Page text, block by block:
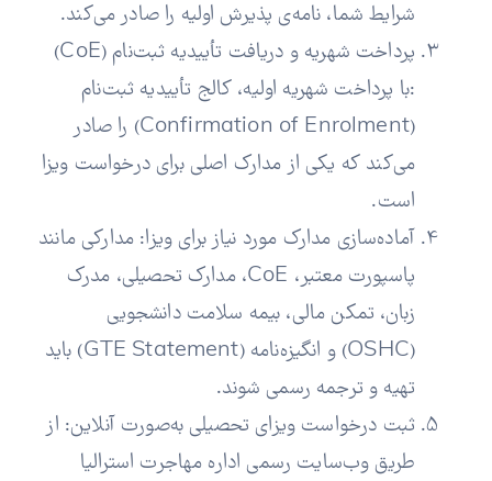
شرایط شما، نامه‌ی پذیرش اولیه را صادر می‌کند.
پرداخت شهریه و دریافت تأییدیه ثبت‌نام (CoE)
:با پرداخت شهریه اولیه، کالج تأییدیه ثبت‌نام
(Confirmation of Enrolment) را صادر
می‌کند که یکی از مدارک اصلی برای درخواست ویزا
است.
آماده‌سازی مدارک مورد نیاز برای ویزا: مدارکی مانند
پاسپورت معتبر، CoE، مدارک تحصیلی، مدرک
زبان، تمکن مالی، بیمه سلامت دانشجویی
(OSHC) و انگیزه‌نامه (GTE Statement) باید
تهیه و ترجمه رسمی شوند.
ثبت درخواست ویزای تحصیلی به‌صورت آنلاین: از
طریق وب‌سایت رسمی اداره مهاجرت استرالیا